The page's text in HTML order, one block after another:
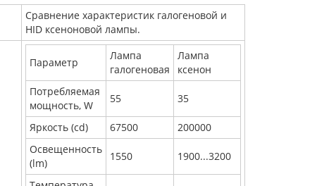
Сравнение характеристик галогеновой и
HID ксеноновой лампы.
Параметр
Лампа
галогеновая
Лампа
ксенон
Потребляемая
мощность, W
55 35
Яркость (cd) 67500
200000
Освещенность
(lm)
1550 1900...3200